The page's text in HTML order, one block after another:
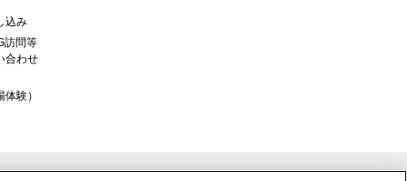
込み
訪問等
合わせ
験）